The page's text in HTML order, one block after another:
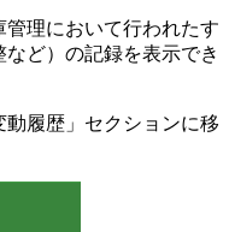
理において行われたす
ど）の記録を表示でき
動履歴」セクションに移